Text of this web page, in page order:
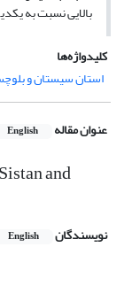
بالایی نسبت به
کلیدواژه‌ها
استان سیستان و
عنوان مقاله English
and
نویسندگان English